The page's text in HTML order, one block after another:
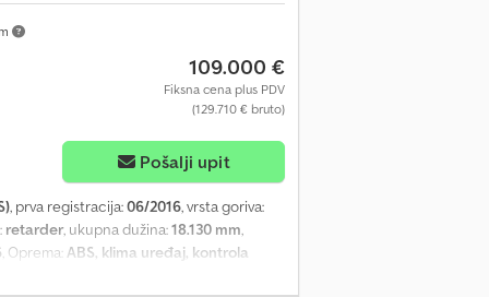
109.000 €
Fiksna cena plus PDV
(129.710 € bruto)
Pošalji upit
, prva registracija:06/2016, vrsta goriva:
retarder, ukupna dužina:18.130 mm
, Oprema: ABS, klima uređaj, kontrola
podesivi spoljašnji retrovizori -